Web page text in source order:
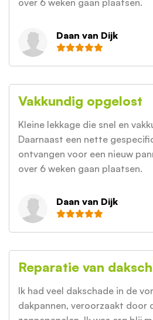
Daan van Dijk
Vakkundig opgelost
Kleine lekkage die snel en
Daarnaast een nette
ontvangen voor een nieuw
over 6 weken gaan plaatsen.
Daan van Dijk
Reparatie van
Ik had veel dakschade in de
dakpannen, veroorzaakt door